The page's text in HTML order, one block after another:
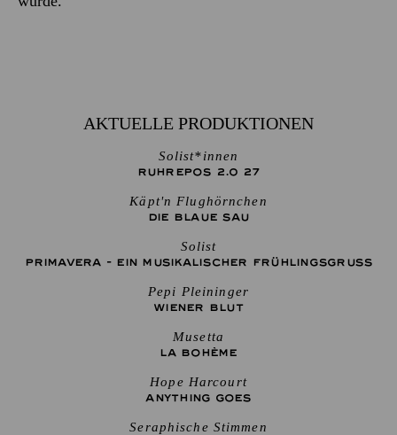
AKTUELLE PRODUKTIONEN
Solist*innen
RUHREPOS 2.0 27
Käpt'n Flughörnchen
DIE BLAUE SAU
Solist
PRIMAVERA - EIN MUSIKALISCHER FRÜHLINGSGRUSS
Pepi Pleininger
WIENER BLUT
Musetta
LA BOHÈME
Hope Harcourt
ANYTHING GOES
Seraphische Stimmen